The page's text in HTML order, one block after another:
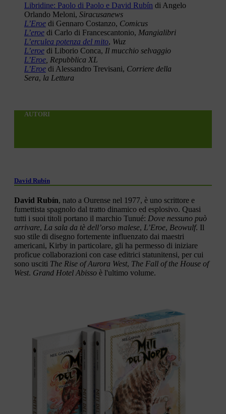
Libridine: Paolo di Paolo e David Rubín di Angelo
Orlando Meloni, Siracusanews
L’Eroe di Gennaro Costanzo, Comicus
L’eroe di Carlo di Francescantonio, Mangialibri
L’erculea potenza del mito, Wuz
L’eroe di Liborio Conca, Il mucchio selvaggio
L’Eroe , Repubblica XL
L’Eroe di Alessandro Trevisani, Corriere della
Sera, la Lettura
AUTORI
David Rubín
David Rubín, nato a Ourense nel 1977, è uno scrittore e
fumettista spagnolo dal tratto dinamico ed esplosivo. Quasi
tutti i suoi titoli portano il marchio Tunué: Dove nessuno può
arrivare, La sala da tè dell’orso malese, L’Eroe, Beowulf. Il
suo stile di disegno fortemente influenzato dai maestri
americani, Kirby in particolare, gli ha permesso di iniziare
proficue collaborazioni con case editrici statunitensi, per cui
sono usciti The Rise of Aurora West, The Fall of the House of
West. Grand Hotel Abisso è l'ultimo volume.